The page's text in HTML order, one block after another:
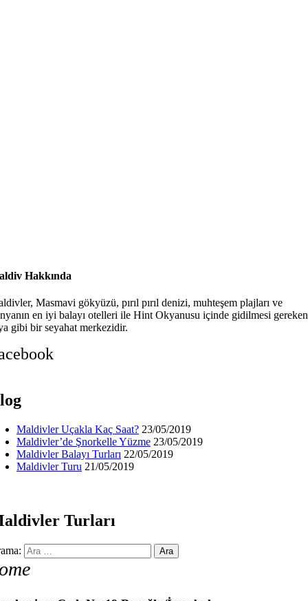
Hakkında
Masmavi gökyüzü, pırıl pırıl denizi, muhteşem plajları ve
en iyi balayı otelleri ile Hint Okyanusu içinde gidilmesi gereken
gibi bir seyahat merkezidir.
Maldivler Uçakla Kaç Saat? 23/05/2019
Maldivler’de Şnorkelle Yüzme 23/05/2019
Maldivler Balayı Turları 22/05/2019
Maldivler Turu 21/05/2019
Turları